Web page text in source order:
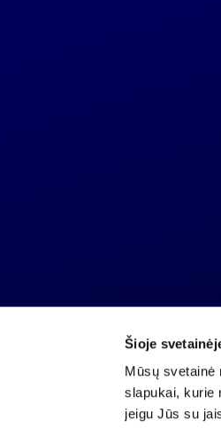
Šioje
Mūsų svetainė
slapukai, kurie
jeigu Jūs su
Gynėjų 14, 01110 Vilnius, Lithuania
info@invaldainvl.com